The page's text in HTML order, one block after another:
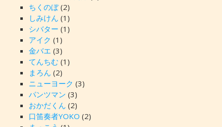
ちくのぼ(2)
しみけん (1)
シバター (1)
アイク (1)
金バエ (3)
てんちむ (1)
まろん (2)
ニューヨーク (3)
パンツマン (3)
おかだくん (2)
口笛奏者YOKO (2)